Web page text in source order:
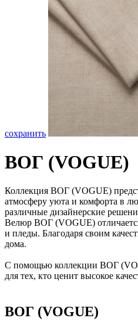
сохранить
ВОГ (VOGUE)
Коллекция ВОГ (VOGUE)
атмосферу уюта и комфорта в
различные дизайнерские
Велюр ВОГ (VOGUE) отличается
и пледы. Благодаря своим
дома.
С помощью коллекции ВОГ
для тех, кто ценит высокое
ВОГ (VOGUE)